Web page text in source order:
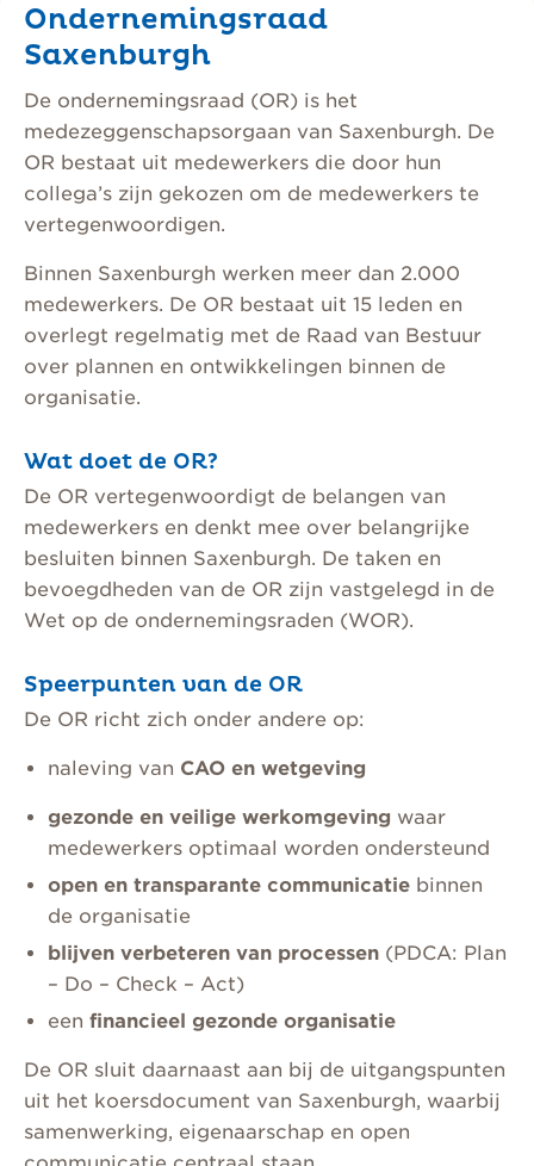
Ondernemingsraad
Saxenburgh
De ondernemingsraad (OR) is het
medezeggenschapsorgaan van Saxenburgh. De
OR bestaat uit medewerkers die door hun
collega’s zijn gekozen om de medewerkers te
vertegenwoordigen.
Binnen Saxenburgh werken meer dan 2.000
medewerkers. De OR bestaat uit 15 leden en
overlegt regelmatig met de Raad van Bestuur
over plannen en ontwikkelingen binnen de
organisatie.
Wat doet de OR?
De OR vertegenwoordigt de belangen van
medewerkers en denkt mee over belangrijke
besluiten binnen Saxenburgh. De taken en
bevoegdheden van de OR zijn vastgelegd in de
Wet op de ondernemingsraden (WOR).
Speerpunten van de OR
De OR richt zich onder andere op:
naleving van CAO en wetgeving
gezonde en veilige werkomgeving waar
medewerkers optimaal worden ondersteund
open en transparante communicatie binnen
de organisatie
blijven verbeteren van processen (PDCA: Plan
– Do – Check – Act)
een financieel gezonde organisatie
De OR sluit daarnaast aan bij de uitgangspunten
uit het koersdocument van Saxenburgh, waarbij
samenwerking, eigenaarschap en open